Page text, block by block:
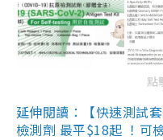
點
延伸閱讀：【快速測試
檢測劑 最平$18起 ！